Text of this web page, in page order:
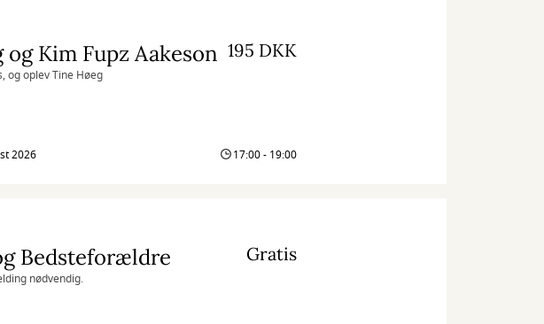
Kim Fupz Aakeson
og oplev Tine Høeg
195 DKK
2026 17:00 - 19:00
Bedsteforældre
nødvendig.
Gratis